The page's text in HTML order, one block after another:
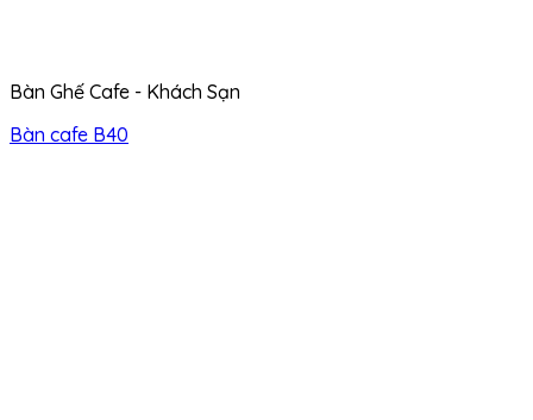
Bàn Ghế Cafe - Khách Sạn
Bàn cafe B40